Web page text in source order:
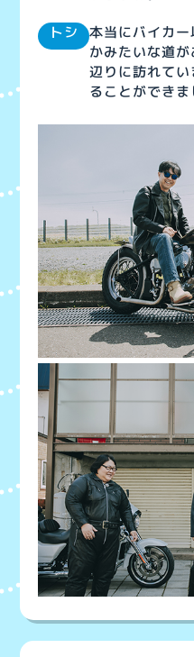
トシ
本当にバイカ
かみたいな道
辺りに訪れて
ることができま